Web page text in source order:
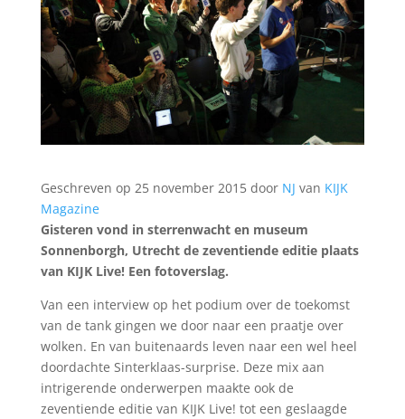
Geschreven op 25 november 2015door NJ van KIJK
Magazine
Gisteren vond in sterrenwacht en museum
Sonnenborgh, Utrecht de zeventiende editie plaats
van KIJK Live! Een fotoverslag.
Van een interview op het podium over de toekomst
van de tank gingen we door naar een praatje over
wolken. En van buitenaards leven naar een wel heel
doordachte Sinterklaas-surprise. Deze mix aan
intrigerende onderwerpen maakte ook de
zeventiende editie van KIJK Live! tot een geslaagde